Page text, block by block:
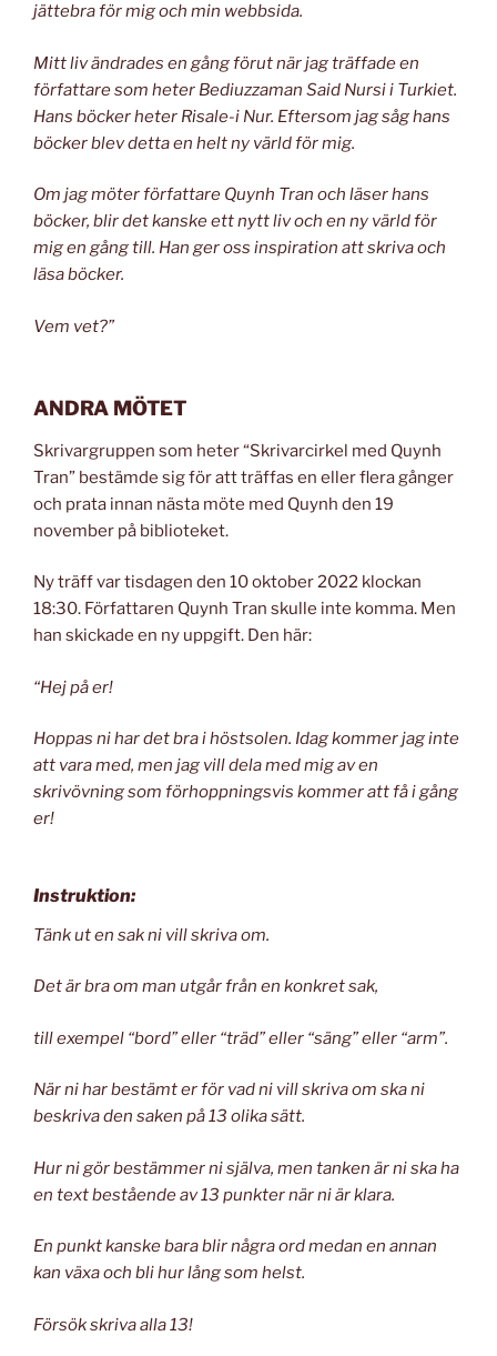
jättebra för mig och min webbsida.
Mitt liv ändrades en gång förut när jag träffade en
författare som heter Bediuzzaman Said Nursi i Turkiet.
Hans böcker heter Risale-i Nur. Eftersom jag såg hans
böcker blev detta en helt ny värld för mig.
Om jag möter författare Quynh Tran och läser hans
böcker, blir det kanske ett nytt liv och en ny värld för
mig en gång till. Han ger oss inspiration att skriva och
läsa böcker.
Vem vet?”
ANDRA MÖTET
Skrivargruppen som heter “Skrivarcirkel med Quynh
Tran” bestämde sig för att träffas en eller flera gånger
och prata innan nästa möte med Quynh den 19
november på biblioteket.
Ny träff var tisdagen den 10 oktober 2022 klockan
18:30. Författaren Quynh Tran skulle inte komma. Men
han skickade en ny uppgift. Den här:
“Hej på er!
Hoppas ni har det bra i höstsolen. Idag kommer jag inte
att vara med, men jag vill dela med mig av en
skrivövning som förhoppningsvis kommer att få i gång
er!
Instruktion:
Tänk ut en sak ni vill skriva om.
Det är bra om man utgår från en konkret sak,
till exempel “bord” eller “träd” eller “säng” eller “arm”.
När ni har bestämt er för vad ni vill skriva om ska ni
beskriva den saken på 13 olika sätt.
Hur ni gör bestämmer ni själva, men tanken är ni ska ha
en text bestående av 13 punkter när ni är klara.
En punkt kanske bara blir några ord medan en annan
kan växa och bli hur lång som helst.
Försök skriva alla 13!